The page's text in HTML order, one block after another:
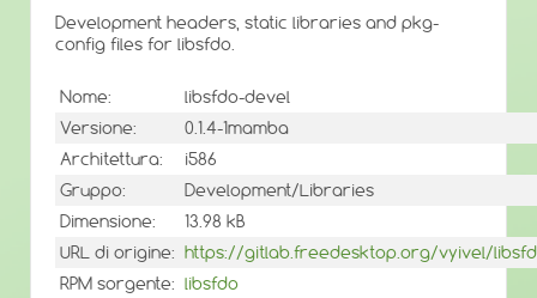
Development headers, static libraries and pkg-
config files for libsfdo.
Nome:
libsfdo-devel
Versione:
0.1.4-1mamba
Architettura:
i586
Gruppo:
Development/Libraries
Dimensione:
13.98 kB
URL di origine: https://gitlab.freedesktop.org/vyivel/
RPM sorgente: libsfdo